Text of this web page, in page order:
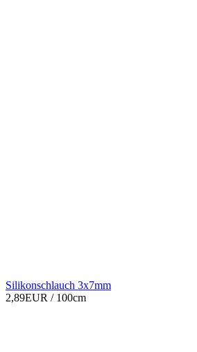
Silikonschlauch 3x7mm
2,89EUR / 100cm